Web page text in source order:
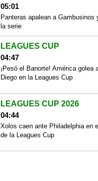
05:01
Panteras apalean a Gambusinos
la serie
LEAGUES CUP
04:47
¡Pesó el Banorte! América golea
Diego en la Leagues Cup
LEAGUES CUP 2026
04:44
Xolos caen ante Philadelphia en
de la Leagues Cup